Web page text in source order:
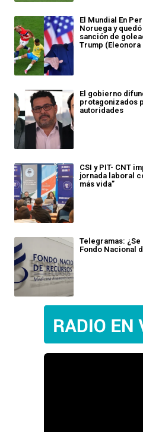
El Mundial En
Noruega y
sanción de
Trump (Eleonora
El gobierno
protagonizados
autoridades
CSI y PIT- CNT
jornada laboral
más vida”
Telegramas:
Fondo Nacional